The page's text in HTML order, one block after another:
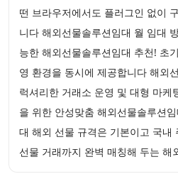
떤 브라우저에서도 플러그인 없이
니다 해외선물솔루션임대 월 임대
능한 해외선물솔루션임대 추천! 초
영 환경을 동시에 제공합니다 해외
럭셔리한 거래소 운영 및 대형 마케
을 위한 안성맞춤 해외선물솔루션
대 해외 선물 규격은 기본이고 국내
선물 거래까지 완벽 매칭해 두는 해